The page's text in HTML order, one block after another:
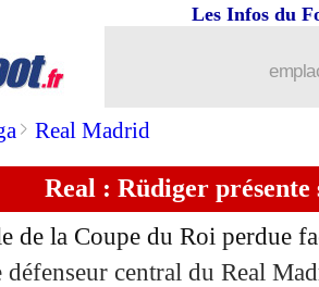
> Real Madrid
Les Infos du
Real : Rüdiger présente
de la Coupe du Roi perdue
défenseur central du Real
: la C1, le discours de
Al-Hilal entre dans
message de Tchouaméni
prêt à bondir sur David ?
Zerbi pisté par Al-Hilal